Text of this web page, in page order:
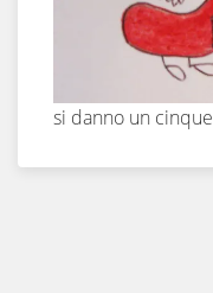
si danno un cinque